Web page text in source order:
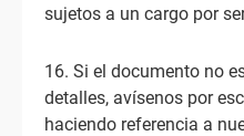
sujetos a un cargo por
16. Si el documento no
detalles, avísenos por
haciendo referencia a